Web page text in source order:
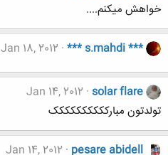
خواهش میکنم....
*** s.mahdi ***
Jan 18, 2012
solar flare
Jan 14, 2012
تولدتون مبارکککککککککک
pesare abidell
Jan 14, 2012